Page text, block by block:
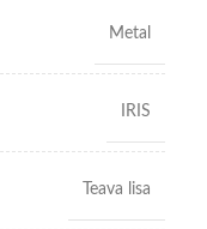
Metal
IRIS
Teava lisa